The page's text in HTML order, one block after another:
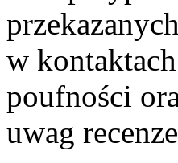
w
poufności
uwag